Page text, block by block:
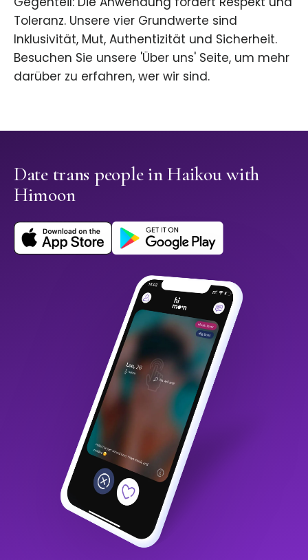
Toleranz. Unsere vier Grundwerte sind
Inklusivität, Mut, Authentizität und Sicherheit.
Besuchen Sie unsere 'Über uns' Seite, um mehr
darüber zu erfahren, wer wir sind.
Date trans people in Haikou with
Himoon